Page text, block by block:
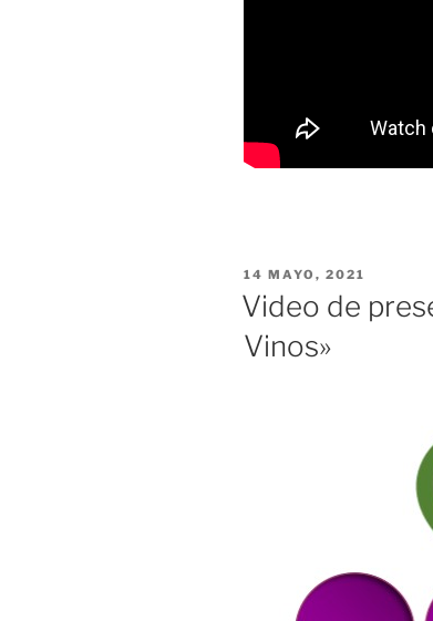
PUBLICADO
EL
14 MAYO, 2021
Video de
Vinos»